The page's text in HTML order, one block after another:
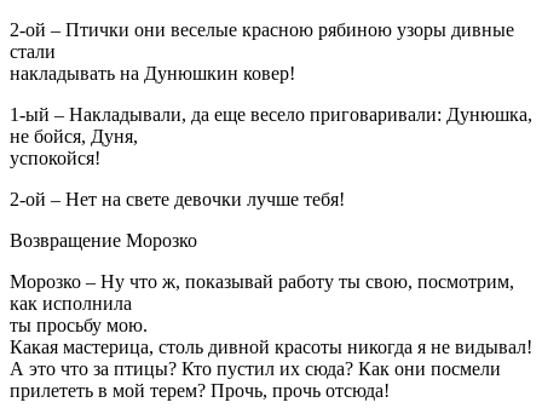
2-ой – Птички они веселые красною рябиною узоры дивные
стали
накладывать на Дунюшкин ковер!
1-ый – Накладывали, да еще весело приговаривали: Дунюшка,
не бойся, Дуня,
успокойся!
2-ой – Нет на свете девочки лучше тебя!
Возвращение Морозко
Морозко – Ну что ж, показывай работу ты свою, посмотрим,
как исполнила
ты просьбу мою.
Какая мастерица, столь дивной красоты никогда я не видывал!
А это что за птицы? Кто пустил их сюда? Как они посмели
прилететь в мой терем? Прочь, прочь отсюда!